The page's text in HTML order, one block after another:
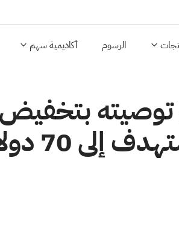
الرسوم أكاديمية سهم
توصيته
70 دولارًا.